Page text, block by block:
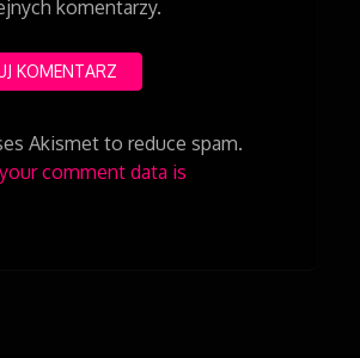
komentarzy.
Akismet to reduce spam.
comment data is